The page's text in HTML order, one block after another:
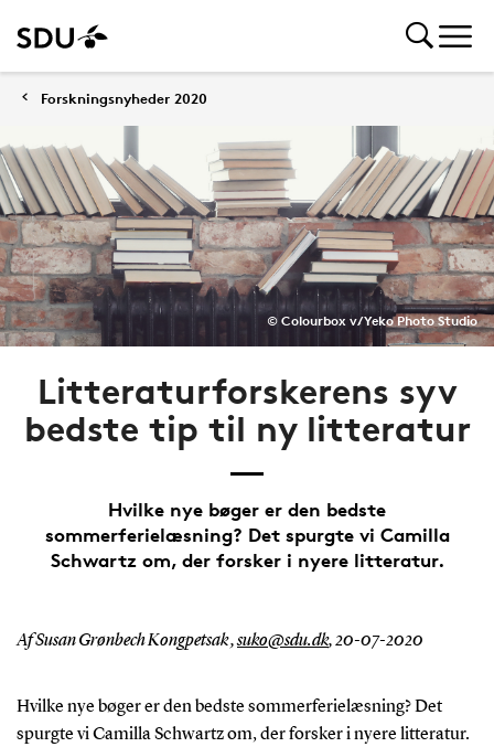
Forskningsnyheder 2020
© Colourbox v/Yeko Photo Studio
Litteraturforskerens syv
bedste tip til ny litteratur
Hvilke nye bøger er den bedste
sommerferielæsning? Det spurgte vi Camilla
Schwartz om, der forsker i nyere litteratur.
Af Susan Grønbech Kongpetsak ,suko@sdu.dk,20-07-2020
Hvilke nye bøger er den bedste sommerferielæsning? Det
spurgte vi Camilla Schwartz om, der forsker i nyere litteratur.